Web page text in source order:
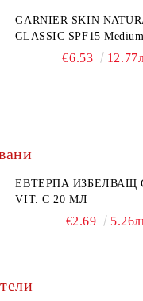
GARNIER SKIN
CLASSIC SPF15
дневен крем за лице
€6.53
ЕВТЕРПА ИЗБЕЛВАЩ
VIT. C 20 МЛ
€2.69